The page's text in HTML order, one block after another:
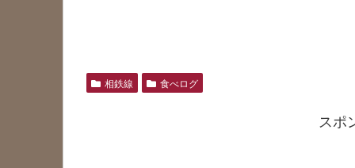
相鉄線 食べログ
スポ